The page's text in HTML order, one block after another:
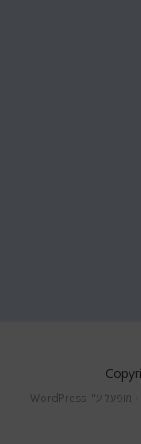
מופעל ע"י WordPress